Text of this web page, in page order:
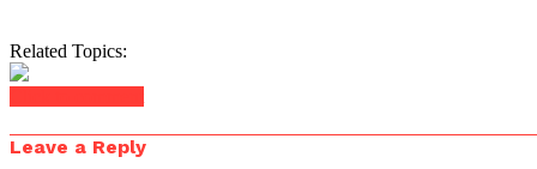
Related Topics:
Leave a Reply